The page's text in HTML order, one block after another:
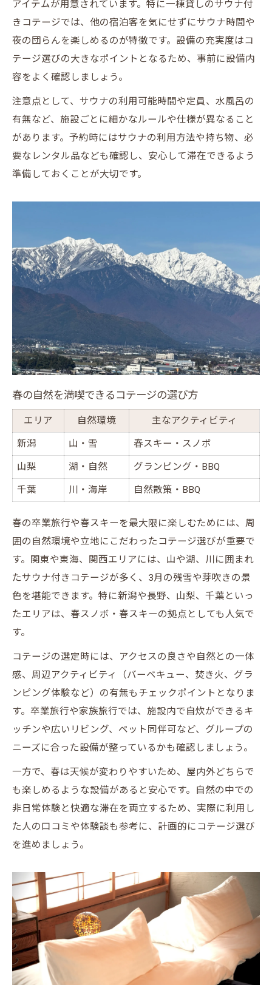
アイテムが用意されています。特に一棟貸しのサウナ付
きコテージでは、他の宿泊客を気にせずにサウナ時間や
夜の団らんを楽しめるのが特徴です。設備の充実度はコ
テージ選びの大きなポイントとなるため、事前に設備内
容をよく確認しましょう。
注意点として、サウナの利用可能時間や定員、水風呂の
有無など、施設ごとに細かなルールや仕様が異なること
があります。予約時にはサウナの利用方法や持ち物、必
要なレンタル品なども確認し、安心して滞在できるよう
準備しておくことが大切です。
春の自然を満喫できるコテージの選び方
エリア 自然環境 主なアクティビティ
新潟 山・雪 春スキー・スノボ
山梨 湖・自然 グランピング・BBQ
千葉 川・海岸 自然散策・BBQ
春の卒業旅行や春スキーを最大限に楽しむためには、周
囲の自然環境や立地にこだわったコテージ選びが重要で
す。関東や東海、関西エリアには、山や湖、川に囲まれ
たサウナ付きコテージが多く、3月の残雪や芽吹きの景
色を堪能できます。特に新潟や長野、山梨、千葉といっ
たエリアは、春スノボ・春スキーの拠点としても人気で
す。
コテージの選定時には、アクセスの良さや自然との一体
感、周辺アクティビティ（バーベキュー、焚き火、グラ
ンピング体験など）の有無もチェックポイントとなりま
す。卒業旅行や家族旅行では、施設内で自炊ができるキ
ッチンや広いリビング、ペット同伴可など、グループの
ニーズに合った設備が整っているかも確認しましょう。
一方で、春は天候が変わりやすいため、屋内外どちらで
も楽しめるような設備があると安心です。自然の中での
非日常体験と快適な滞在を両立するため、実際に利用し
た人の口コミや体験談も参考に、計画的にコテージ選び
を進めましょう。
ご予約はこちら
ご予約はこちら